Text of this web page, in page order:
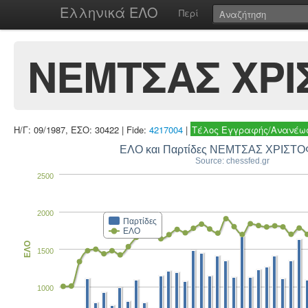
Ελληνικά ΕΛΟ Περί
ΝΕΜΤΣΑΣ
Η/Γ: 09/1987, ΕΣΟ: 30422 | Fide: 4217004 | Τέλος Εγγραφής/
ΕΛΟ και Παρτίδες ΝΕΜΤΣΑΣ
Source: chessfed.gr
Παρτίδες
ΕΛΟ
1000
1500
2000
2500
ΕΛΟ